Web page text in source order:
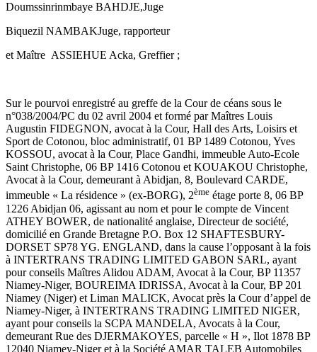
Doumssinrinmbaye BAHDJE,Juge
Biquezil NAMBAKJuge, rapporteur
et Maître ASSIEHUE Acka, Greffier ;
Sur le pourvoi enregistré au greffe de la Cour de céans sous le
n°038/2004/PC du 02 avril 2004 et formé par Maîtres Louis
Augustin FIDEGNON, avocat à la Cour, Hall des Arts, Loisirs et
Sport de Cotonou, bloc administratif, 01 BP 1489 Cotonou, Yves
KOSSOU, avocat à la Cour, Place Gandhi, immeuble Auto-Ecole
Saint Christophe, 06 BP 1416 Cotonou et KOUAKOU Christophe,
Avocat à la Cour, demeurant à Abidjan, 8, Boulevard CARDE,
immeuble « La résidence » (ex-BORG), 2ème étage porte 8, 06 BP
1226 Abidjan 06, agissant au nom et pour le compte de Vincent
ATHEY BOWER, de nationalité anglaise, Directeur de société,
domicilié en Grande Bretagne P.O. Box 12 SHAFTESBURY-
DORSET SP78 YG. ENGLAND, dans la cause l’opposant à la fois
à INTERTRANS TRADING LIMITED GABON SARL, ayant
pour conseils Maîtres Alidou ADAM, Avocat à la Cour, BP 11357
Niamey-Niger, BOUREIMA IDRISSA, Avocat à la Cour, BP 201
Niamey (Niger) et Liman MALICK, Avocat près la Cour d’appel de
Niamey-Niger, à INTERTRANS TRADING LIMITED NIGER,
ayant pour conseils la SCPA MANDELA, Avocats à la Cour,
demeurant Rue des DJERMAKOYES, parcelle « H », Ilot 1878 BP
12040 Niamey-Niger et à la Société AMAR TALEB Automobiles